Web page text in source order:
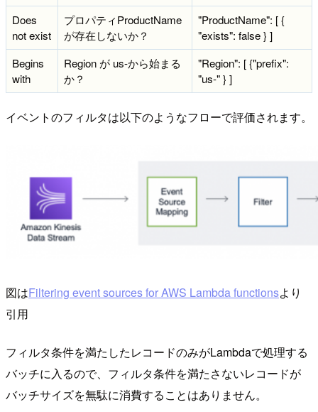
Does
not exist
プロパティProductName
が存在しないか？
"ProductName": [ {
"exists": false } ]
Begins
with
Region が us-から始まる
か？
"Region": [ {"prefix":
"us-" } ]
イベントのフィルタは以下のようなフローで評価されます。
図はFiltering event sources for AWS Lambda functionsより
引用
フィルタ条件を満たしたレコードのみがLambdaで処理する
バッチに入るので、フィルタ条件を満たさないレコードが
バッチサイズを無駄に消費することはありません。